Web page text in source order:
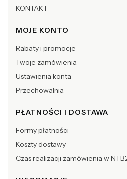
KONTAKT
MOJE KONTO
Rabaty i promocje
Twoje zamówienia
Ustawienia konta
Przechowalnia
PŁATNOŚCI I DOSTAWA
Formy płatności
Koszty dostawy
Czas realizacji zamówienia w